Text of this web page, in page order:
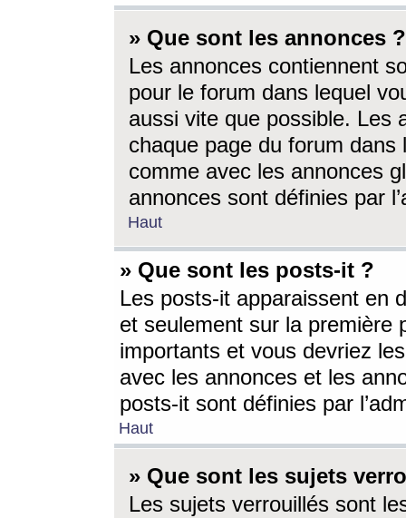
» Que sont les annonces ?
Les annonces contiennent
pour le forum dans lequel
aussi vite que possible. Les
chaque page du forum dans
comme avec les annonces
annonces sont définies par
Haut
» Que sont les posts-it ?
Les posts-it apparaissent en
et seulement sur la première
importants et vous devriez
avec les annonces et les
posts-it sont définies par
Haut
» Que sont les sujets
Les sujets verrouillés sont